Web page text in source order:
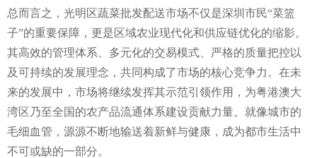
总而言之，光明区蔬菜批发配送市场不仅是深圳市民“菜篮
子”的重要保障，更是区域农业现代化和供应链优化的缩影。
其高效的管理体系、多元化的交易模式、严格的质量把控以
及可持续的发展理念，共同构成了市场的核心竞争力。在未
来的发展中，市场将继续发挥其示范引领作用，为粤港澳大
湾区乃至全国的农产品流通体系建设贡献力量。就像城市的
毛细血管，源源不断地输送着新鲜与健康，成为都市生活中
不可或缺的一部分。